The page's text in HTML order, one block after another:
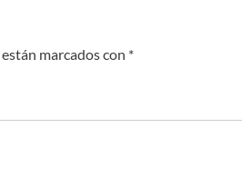
marcados con *